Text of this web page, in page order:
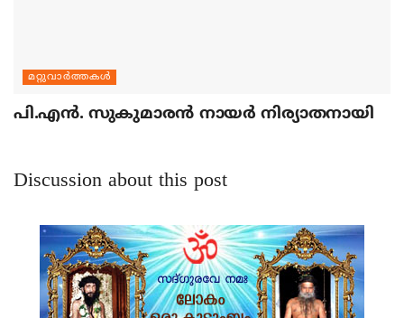
മറ്റുവാര്‍ത്തകള്‍
പി.എന്‍. സുകുമാരന്‍ നായര്‍ നിര്യാതനായി
Discussion about this post